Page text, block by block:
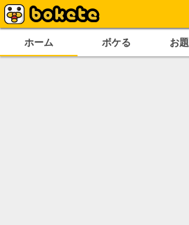
ホーム ボケる お